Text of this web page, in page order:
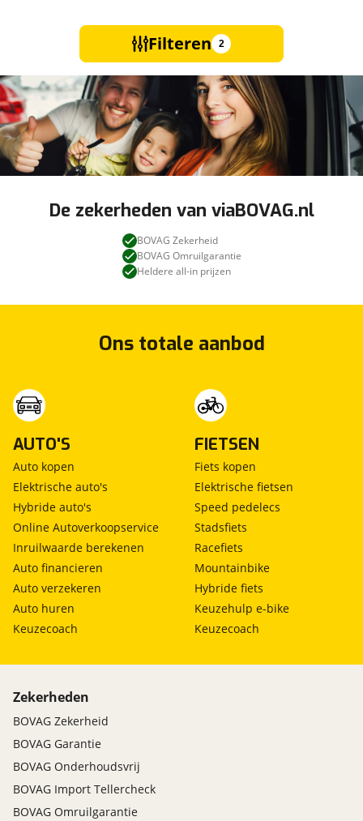
Filteren 2
De zekerheden van viaBOVAG.nl
BOVAG Zekerheid
BOVAG Omruilgarantie
Heldere all-in prijzen
Ons totale aanbod
AUTO'S
Auto kopen
Elektrische auto's
Hybride auto's
Online Autoverkoopservice
Inruilwaarde berekenen
Auto financieren
Auto verzekeren
Auto huren
Keuzecoach
FIETSEN
Fiets kopen
Elektrische fietsen
Speed pedelecs
Stadsfiets
Racefiets
Mountainbike
Hybride fiets
Keuzehulp e-bike
Keuzecoach
Zekerheden
BOVAG Zekerheid
BOVAG Garantie
BOVAG Onderhoudsvrij
BOVAG Import Tellercheck
BOVAG Omruilgarantie